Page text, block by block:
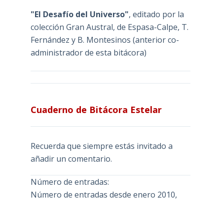
"El Desafío del Universo", editado por la
colección Gran Austral, de Espasa-Calpe, T.
Fernández y B. Montesinos (anterior co-
administrador de esta bitácora)
Cuaderno de Bitácora Estelar
Recuerda que siempre estás invitado a
añadir un comentario.
Número de entradas:
Número de entradas desde enero 2010,